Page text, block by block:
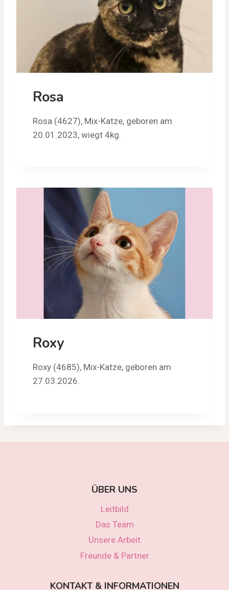
Rosa
Rosa (4627), Mix-Katze, geboren am
20.01.2023, wiegt 4kg.
Roxy
Roxy (4685), Mix-Katze, geboren am
27.03.2026.
ÜBER UNS
Leitbild
Das Team
Unsere Arbeit
Freunde & Partner
KONTAKT & INFORMATIONEN